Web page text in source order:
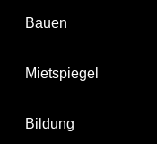
Bauen
Mietspiegel
Bildung